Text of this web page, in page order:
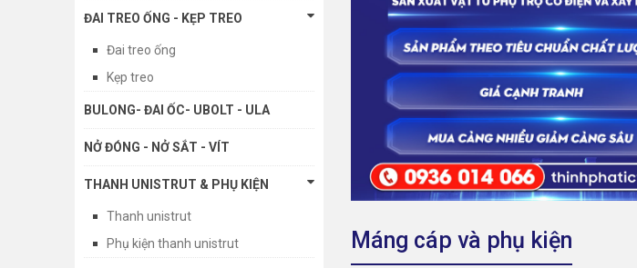
Máng cáp và phụ kiện
ĐAI TREO ỐNG - KẸP TREO
Đai treo ống
Kẹp treo
BULONG- ĐAI ỐC- UBOLT - ULA
NỞ ĐÓNG - NỞ SẮT - VÍT
THANH UNISTRUT & PHỤ KIỆN
Thanh unistrut
Phụ kiện thanh unistrut